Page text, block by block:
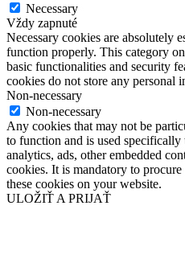
Necessary
Vždy zapnuté
Necessary cookies are absolutely
function properly. This category
basic functionalities and security
cookies do not store any personal
Non-necessary
Non-necessary
Any cookies that may not be
to function and is used specifically
analytics, ads, other embedded
cookies. It is mandatory to
these cookies on your website.
ULOŽIŤ A PRIJAŤ